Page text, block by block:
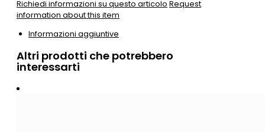
Richiedi informazioni su questo articolo Request
information about this item
Informazioni aggiuntive
Altri prodotti che potrebbero
interessarti